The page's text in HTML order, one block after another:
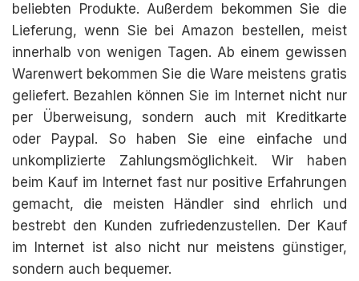
beliebten Produkte. Außerdem bekommen Sie die
Lieferung, wenn Sie bei Amazon bestellen, meist
innerhalb von wenigen Tagen. Ab einem gewissen
Warenwert bekommen Sie die Ware meistens gratis
geliefert. Bezahlen können Sie im Internet nicht nur
per Überweisung, sondern auch mit Kreditkarte
oder Paypal. So haben Sie eine einfache und
unkomplizierte Zahlungsmöglichkeit. Wir haben
beim Kauf im Internet fast nur positive Erfahrungen
gemacht, die meisten Händler sind ehrlich und
bestrebt den Kunden zufriedenzustellen. Der Kauf
im Internet ist also nicht nur meistens günstiger,
sondern auch bequemer.